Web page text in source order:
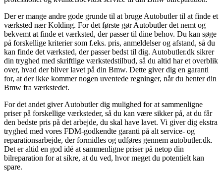
Der er mange andre gode grunde til at bruge Autobutler til at finde et
værksted nær Kolding. For det første gør Autobutler det nemt og
bekvemt at finde et værksted, der passer til dine behov. Du kan søge
på forskellige kriterier som f.eks. pris, anmeldelser og afstand, så du
kan finde det værksted, der passer bedst til dig. Autobutler.dk sikrer
din tryghed med skriftlige værkstedstilbud, så du altid har et overblik
over, hvad der bliver lavet på din Bmw. Dette giver dig en garanti
for, at der ikke kommer nogen uventede regninger, når du henter din
Bmw fra værkstedet.
For det andet giver Autobutler dig mulighed for at sammenligne
priser på forskellige værksteder, så du kan være sikker på, at du får
den bedste pris på det arbejde, du skal have lavet. Vi giver dig ekstra
tryghed med vores FDM-godkendte garanti på alt service- og
reparationsarbejde, der formidles og udføres gennem autobutler.dk.
Det er altid en god idé at sammenligne priser på netop din
bilreparation for at sikre, at du ved, hvor meget du potentielt kan
spare.